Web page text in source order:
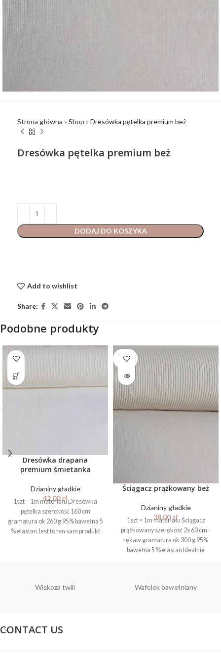
Strona główna » Shop » Dresówka pętelka premium beż
Dresówka pętelka premium beż
DODAJ DO KOSZYKA
Add to wishlist
Share:
Podobne produkty
Dresówka drapana
premium śmietanka
Dzianiny gładkie
42.00zł
1szt = 1m materiału Dresówka
pętelka szerokość 160 cm
gramatura ok 260 g 95% bawełna 5
% elastan Jest to ten sam produkt
SOLD
OUT
Ściągacz prążkowany beż
Dzianiny gładkie
38.00zł
1szt = 1m materiału Ściągacz
prążkowany szerokość 2x 60 cm -
rękaw gramatura ok 300 g 95%
bawełna 5 % elastan Idealnie
Wiskoza twill Wafelek bawełniany
CONTACT US